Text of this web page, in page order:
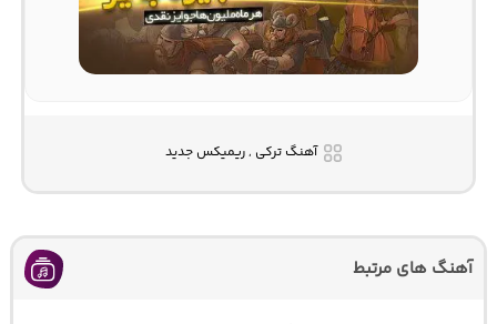
آهنگ ترکی , ریمیکس جدید
آهنگ های مرتبط